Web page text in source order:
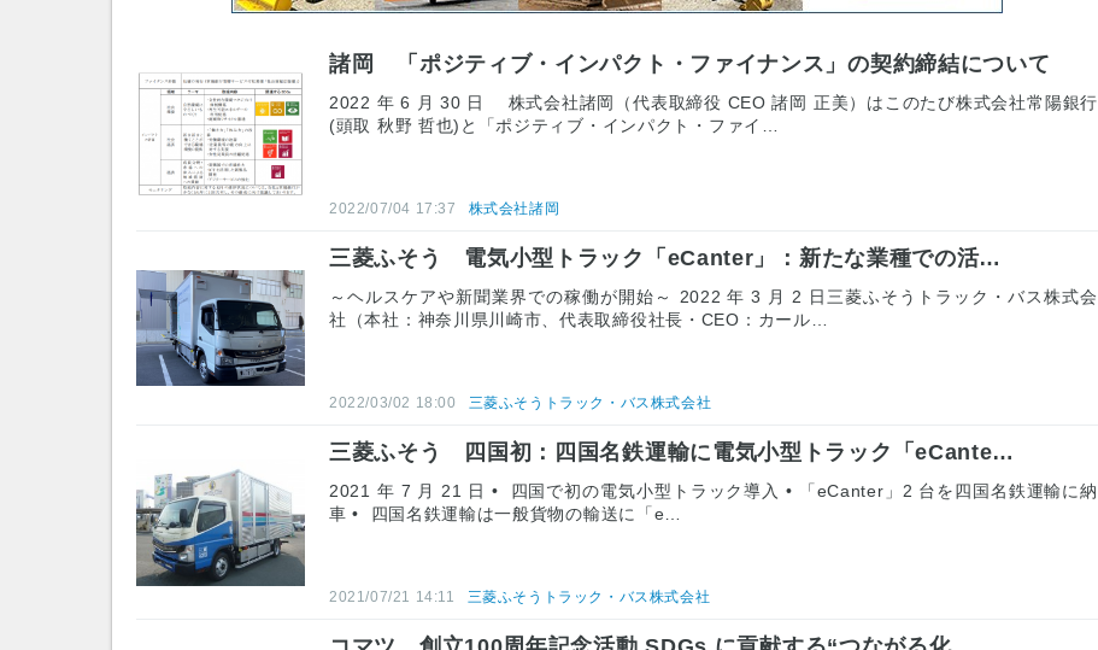
諸岡 「ポジティブ・インパクト・ファイナンス」の契約締結について
2022 年 6 月 30 日 株式会社諸岡（代表取締役 CEO 諸岡 正美）はこのたび株式会社常陽銀行
(頭取 秋野 哲也)と「ポジティブ・インパクト・ファイ…
2022/07/04 17:37 株式会社諸岡
三菱ふそう 電気小型トラック「eCanter」：新たな業種での活…
～ヘルスケアや新聞業界での稼働が開始～ 2022 年 3 月 2 日三菱ふそうトラック・バス株式会
社（本社：神奈川県川崎市、代表取締役社長・CEO：カール…
2022/03/02 18:00 三菱ふそうトラック・バス株式会社
三菱ふそう 四国初：四国名鉄運輸に電気小型トラック「eCante…
2021 年 7 月 21 日 • 四国で初の電気小型トラック導入 • 「eCanter」2 台を四国名鉄運輸に納
車 • 四国名鉄運輸は一般貨物の輸送に「e…
2021/07/21 14:11 三菱ふそうトラック・バス株式会社